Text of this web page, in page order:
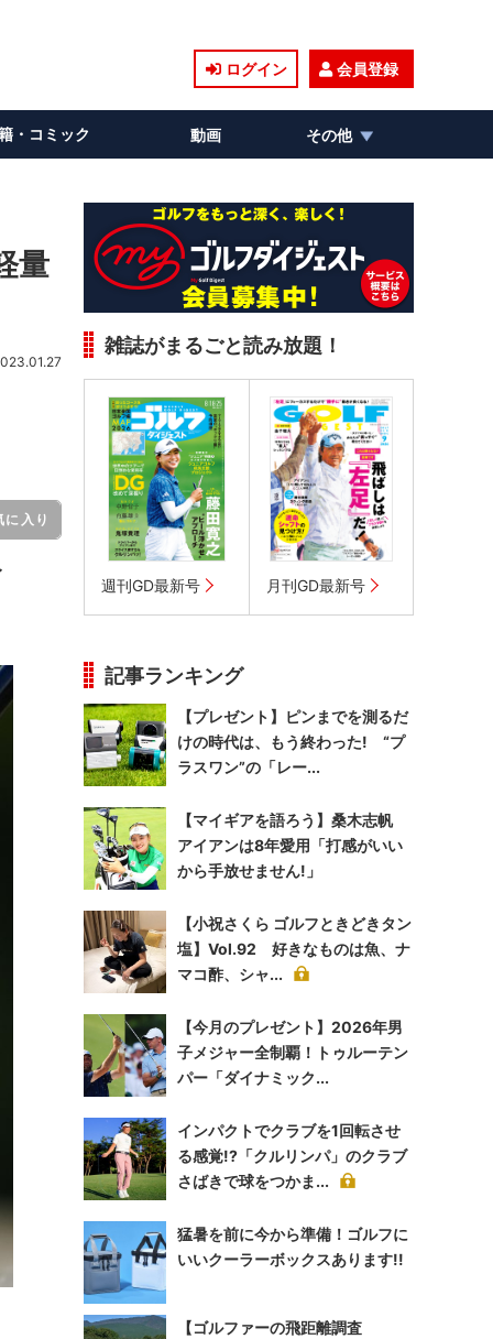
ログイン 会員登録
・コミック 動画 その他
量
に入り
雑誌がまるごと読み放題！
週刊GD最新号 月刊GD最新号
記事ランキング
【プレゼント】ピンまでを測るだ
けの時代は、もう終わった! “プ
ラスワン”の「レー...
【マイギアを語ろう】桑木志帆
アイアンは8年愛用「打感がいい
から手放せません!」
【小祝さくら ゴルフときどきタン
塩】Vol.92 好きなものは魚、ナ
マコ酢、シャ...
【今月のプレゼント】2026年男
子メジャー全制覇！トゥルーテン
パー「ダイナミック...
インパクトでクラブを1回転させ
る感覚!?「クルリンパ」のクラブ
さばきで球をつかま...
猛暑を前に今から準備！ゴルフに
いいクーラーボックスあります!!
【ゴルファーの飛距離調査